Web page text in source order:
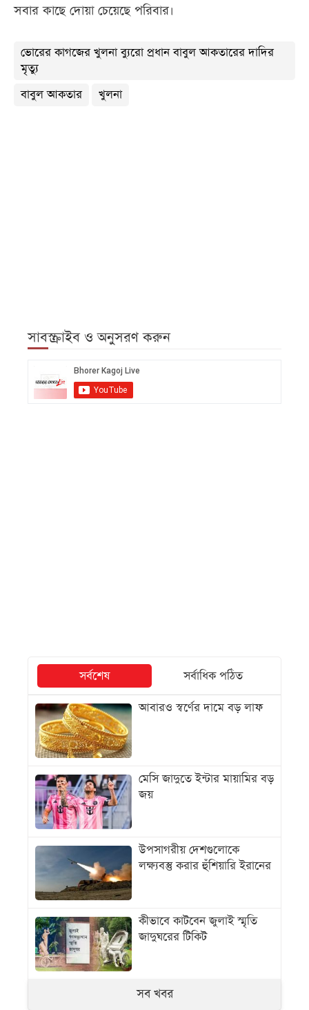
সবার কাছে দোয়া চেয়েছে পরিবার।
ভোরের কাগজের খুলনা ব্যুরো প্রধান বাবুল আকতারের দাদির
মৃত্যু
বাবুল আকতার
খুলনা
সাবস্ক্রাইব ও অনুসরণ করুন
সর্বশেষ
সর্বাধিক পঠিত
আবারও স্বর্ণের দামে বড় লাফ
মেসি জাদুতে ইন্টার মায়ামির বড়
জয়
উপসাগরীয় দেশগুলোকে
লক্ষ্যবস্তু করার হুঁশিয়ারি ইরানের
কীভাবে কাটবেন জুলাই স্মৃতি
জাদুঘরের টিকিট
সব খবর